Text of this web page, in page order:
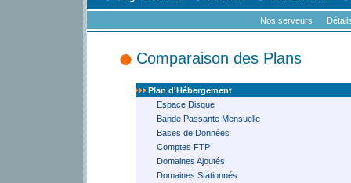
Nos serveurs
Comparaison des Plans
Plan d'Hébergement
Espace Disque
Bande Passante Mensuelle
Bases de Données
Comptes FTP
Domaines Ajoutés
Domaines Stationnés